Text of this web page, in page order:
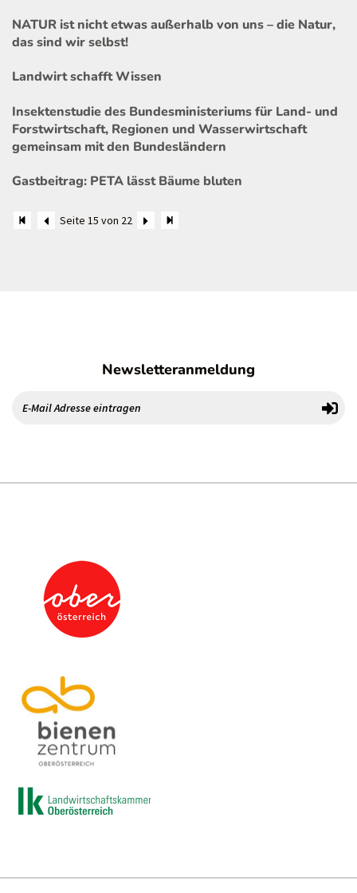
NATUR ist nicht etwas außerhalb von uns – die Natur,
das sind wir selbst!
Landwirt schafft Wissen
Insektenstudie des Bundesministeriums für Land- und
Forstwirtschaft, Regionen und Wasserwirtschaft
gemeinsam mit den Bundesländern
Gastbeitrag: PETA lässt Bäume bluten
Seite 15 von 22
Newsletteranmeldung